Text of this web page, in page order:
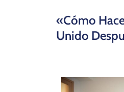
«Cómo
Unido